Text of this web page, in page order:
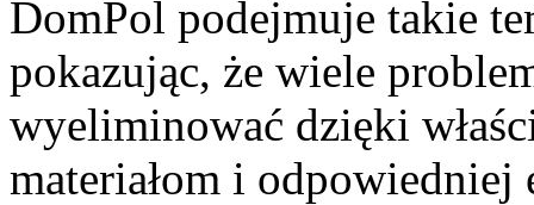
DomPol podejmuje takie
pokazując, że wiele
wyeliminować dzięki
materiałom i odpowiedniej